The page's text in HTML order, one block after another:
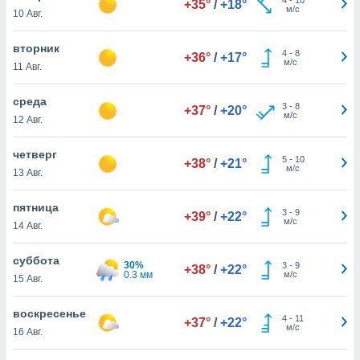
действия
рекламу
нашей
cookie
cookie
в
нашего
10 Авг.
+35° / +18°
м/с
вторник
11 Авг.
+36° / +17° 4- 8
м/с
среда
12 Авг.
+37° / +20° 3- 8
м/с
четверг
13 Авг.
+38° / +21° 5- 10
м/с
пятница
14 Авг.
+39° / +22° 3- 9
м/с
суббота
15 Авг.
30%
0.3 мм
+38° / +22° 3- 9
м/с
воскресенье
16 Авг.
+37° / +22° 4- 11
м/с